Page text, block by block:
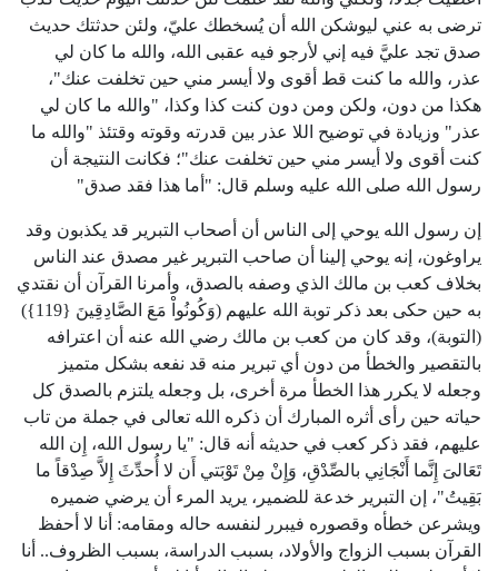
ترضى به عني ليوشكن الله أن يُسخطك عليّ، ولئن حدثتك حديث
صدق تجد عليَّ فيه إني لأرجو فيه عقبى الله، والله ما كان لي
عذر، والله ما كنت قط أقوى ولا أيسر مني حين تخلفت عنك"،
هكذا من دون، ولكن ومن دون كنت كذا وكذا، "والله ما كان لي
عذر" وزيادة في توضيح اللا عذر بين قدرته وقوته وقتئذ "والله ما
كنت أقوى ولا أيسر مني حين تخلفت عنك"؛ فكانت النتيجة أن
رسول الله صلى الله عليه وسلم قال: "أما هذا فقد صدق"
إن رسول الله يوحي إلى الناس أن أصحاب التبرير قد يكذبون وقد
يراوغون، إنه يوحي إلينا أن صاحب التبرير غير مصدق عند الناس
بخلاف كعب بن مالك الذي وصفه بالصدق، وأمرنا القرآن أن نقتدي
به حين حكى بعد ذكر توبة الله عليهم (وَكُونُواْ مَعَ الصَّادِقِينَ {119})
(التوبة)، وقد كان من كعب بن مالك رضي الله عنه أن اعترافه
بالتقصير والخطأ من دون أي تبرير منه قد نفعه بشكل متميز
وجعله لا يكرر هذا الخطأ مرة أخرى، بل وجعله يلتزم بالصدق كل
حياته حين رأى أثره المبارك أن ذكره الله تعالى في جملة من تاب
عليهم، فقد ذكر كعب في حديثه أنه قال: "يا رسول الله، إِن الله
تَعَالىَ إِنَّما أَنْجَانِي بالصِّدْقِ، وَإِنْ مِنْ تَوْبَتي أَن لا أُحدِّثَ إِلاَّ صِدْقاً ما
بَقِيتُ"، إن التبرير خدعة للضمير، يريد المرء أن يرضي ضميره
ويشرعن خطأه وقصوره فيبرر لنفسه حاله ومقامه: أنا لا أحفظ
القرآن بسبب الزواج والأولاد، بسبب الدراسة، بسبب الظروف.. أنا